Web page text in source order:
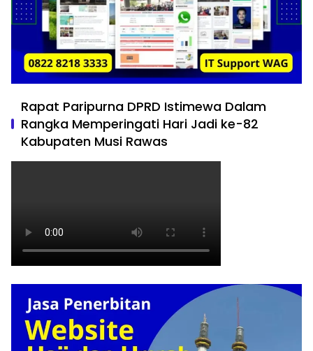
Rapat Paripurna DPRD Istimewa Dalam
Rangka Memperingati Hari Jadi ke-82
Kabupaten Musi Rawas